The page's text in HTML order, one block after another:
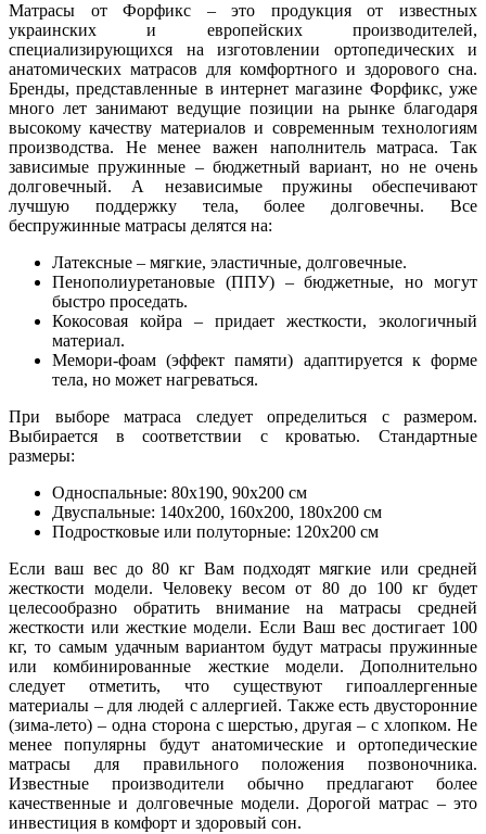
Матрасы от Форфикс – это продукция от известных
украинских и европейских производителей,
специализирующихся на изготовлении ортопедических и
анатомических матрасов для комфортного и здорового сна.
Бренды, представленные в интернет магазине Форфикс, уже
много лет занимают ведущие позиции на рынке благодаря
высокому качеству материалов и современным технологиям
производства. Не менее важен наполнитель матраса. Так
зависимые пружинные – бюджетный вариант, но не очень
долговечный. А независимые пружины обеспечивают
лучшую поддержку тела, более долговечны. Все
беспружинные матрасы делятся на:
Латексные – мягкие, эластичные, долговечные.
Пенополиуретановые (ППУ) – бюджетные, но могут
быстро проседать.
Кокосовая койра – придает жесткости, экологичный
материал.
Мемори-фоам (эффект памяти) адаптируется к форме
тела, но может нагреваться.
При выборе матраса следует определиться с размером.
Выбирается в соответствии с кроватью. Стандартные
размеры:
Односпальные: 80х190, 90х200 см
Двуспальные: 140х200, 160х200, 180х200 см
Подростковые или полуторные: 120х200 см
Если ваш вес до 80 кг Вам подходят мягкие или средней
жесткости модели. Человеку весом от 80 до 100 кг будет
целесообразно обратить внимание на матрасы средней
жесткости или жесткие модели. Если Ваш вес достигает 100
кг, то самым удачным вариантом будут матрасы пружинные
или комбинированные жесткие модели. Дополнительно
следует отметить, что существуют гипоаллергенные
материалы – для людей с аллергией. Также есть двусторонние
(зима-лето) – одна сторона с шерстью, другая – с хлопком. Не
менее популярны будут анатомические и ортопедические
матрасы для правильного положения позвоночника.
Известные производители обычно предлагают более
качественные и долговечные модели. Дорогой матрас – это
инвестиция в комфорт и здоровый сон.